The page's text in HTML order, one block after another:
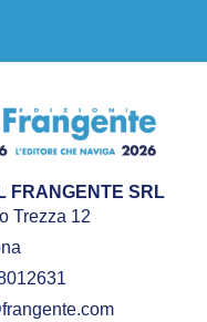
FRANGENTE SRL
Trezza 12